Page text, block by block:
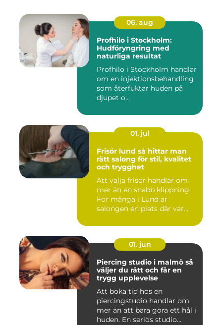
06. aug
Profhilo i Stockholm:
Hudföryngring med
naturliga resultat
Profhilo i Stockholm handlar
om en injektionsbehandling
som återfuktar huden på
djupet o...
01. jul
Frisör lund så hittar man
rätt salong för stil, kvalitet
och trygghet
Att välja frisör handlar om
mer än en snabb klippning.
För många i Lund är
salongen en plats där var...
01. jun
Piercing studio i malmö så
väljer du rätt och får en
trygg upplevelse
Att boka tid hos en
piercingstudio handlar om
mer än att bara göra ett hål i
huden. En seriös studio...